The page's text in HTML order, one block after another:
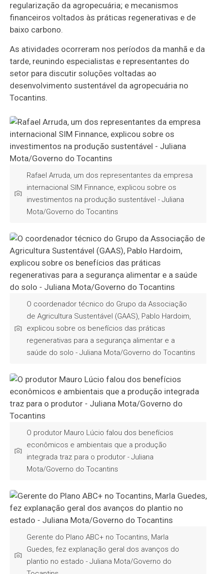
regularização da agropecuária; e mecanismos
financeiros voltados às práticas regenerativas e de
baixo carbono.
As atividades ocorreram nos períodos da manhã e da
tarde, reunindo especialistas e representantes do
setor para discutir soluções voltadas ao
desenvolvimento sustentável da agropecuária no
Tocantins.
Rafael Arruda, um dos representantes da empresa
internacional SIM Finnance, explicou sobre os
investimentos na produção sustentável - Juliana
Mota/Governo do Tocantins
O coordenador técnico do Grupo da Associação
de Agricultura Sustentável (GAAS), Pablo Hardoim,
explicou sobre os benefícios das práticas
regenerativas para a segurança alimentar e a
saúde do solo - Juliana Mota/Governo do Tocantins
O produtor Mauro Lúcio falou dos benefícios
econômicos e ambientais que a produção
integrada traz para o produtor - Juliana
Mota/Governo do Tocantins
Gerente do Plano ABC+ no Tocantins, Marla
Guedes, fez explanação geral dos avanços do
plantio no estado - Juliana Mota/Governo do